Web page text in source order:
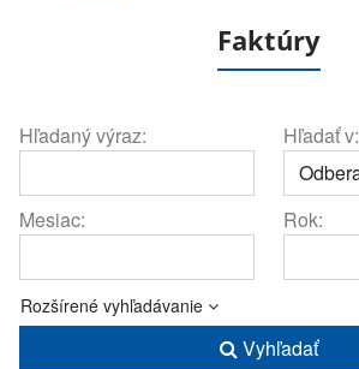
Faktúry
Hľadaný výraz: Hľadať v:
Mesiac: Rok:
Rozšírené vyhľadávanie
Vyhľadať